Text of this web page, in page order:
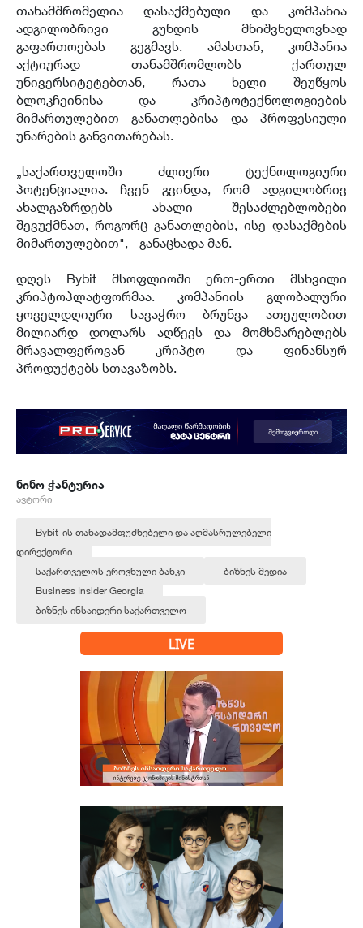
თანამშრომელია დასაქმებული და კომპანია
ადგილობრივი გუნდის მნიშვნელოვნად
გაფართოებას გეგმავს. ამასთან, კომპანია
აქტიურად თანამშრომლობს ქართულ
უნივერსიტეტებთან, რათა ხელი შეუწყოს
ბლოკჩეინისა და კრიპტოტექნოლოგიების
მიმართულებით განათლებისა და პროფესიული
უნარების განვითარებას.
„საქართველოში ძლიერი ტექნოლოგიური
პოტენციალია. ჩვენ გვინდა, რომ ადგილობრივ
ახალგაზრდებს ახალი შესაძლებლობები
შევუქმნათ, როგორც განათლების, ისე დასაქმების
მიმართულებით", - განაცხადა მან.
დღეს Bybit მსოფლიოში ერთ-ერთი მსხვილი
კრიპტოპლატფორმაა. კომპანიის გლობალური
ყოველდღიური სავაჭრო ბრუნვა ათეულობით
მილიარდ დოლარს აღწევს და მომხმარებლებს
მრავალფეროვან კრიპტო და ფინანსურ
პროდუქტებს სთავაზობს.
ნინო ჭანტურია
ავტორი
Bybit-ის თანადამფუძნებელი და აღმასრულებელი
დირექტორი
საქართველოს ეროვნული ბანკი
ბიზნეს მედია
Business Insider Georgia
ბიზნეს ინსაიდერი საქართველო
LIVE